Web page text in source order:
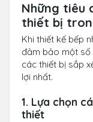
Những tiêu
thiết bị
Khi thiết kế bếp
đảm bảo một số
các thiết bị sắp
lợi nhất.
1. Lựa chọn
thiết